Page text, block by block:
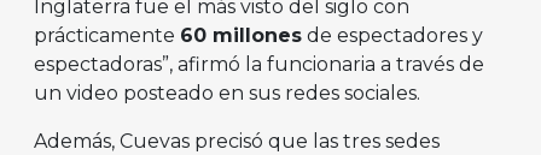
Inglaterra fue el más visto del siglo con
prácticamente 60 millones de espectadores y
espectadoras”, afirmó la funcionaria a través de
un video posteado en sus redes sociales.
Además, Cuevas precisó que las tres sedes